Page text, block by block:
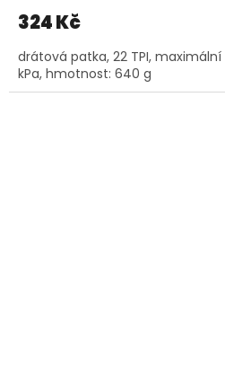
324 Kč
drátová patka, 22 TPI,
kPa, hmotnost: 640 g